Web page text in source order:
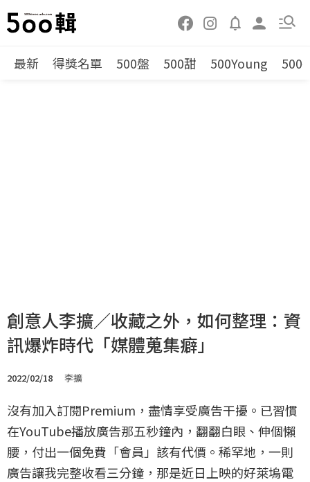
最新 得獎名單 500盤 500甜 500Young 500
創意人李擴／收藏之外，如何整理：資
訊爆炸時代「媒體蒐集癖」
2022/02/18 李擴
沒有加入訂閱Premium，盡情享受廣告干擾。已習慣
在YouTube播放廣告那五秒鐘內，翻翻白眼、伸個懶
腰，付出一個免費「會員」該有代價。稀罕地，一則
廣告讓我完整收看三分鐘，那是近日上映的好萊塢電